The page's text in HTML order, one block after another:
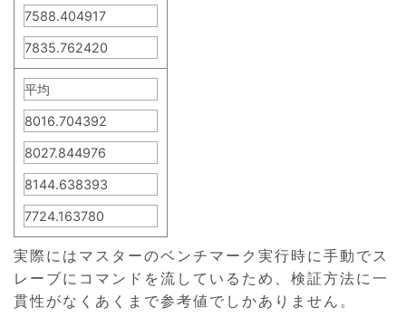
7588.404917
7835.762420
平均
8016.704392
8027.844976
8144.638393
7724.163780
実際にはマスターのベンチマーク実行時に手動でス
レーブにコマンドを流しているため、検証方法に一
貫性がなくあくまで参考値でしかありません。